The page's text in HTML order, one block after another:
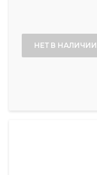
НЕТ В НАЛИЧИИ